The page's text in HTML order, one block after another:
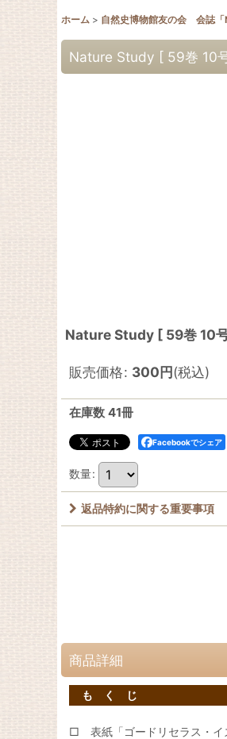
ホーム > 自然史博物館友の会 会誌「
Nature Study [ 59巻 10
Nature Study [ 59巻 10
販売価格: 300円(税込)
在庫数 41冊
Facebookでシェア
数量:
返品特約に関する重要事項
商品詳細
も く じ
□ 表紙「ゴードリセラス・